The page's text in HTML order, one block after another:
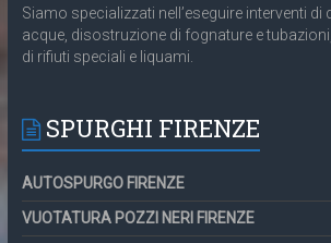
Siamo specializzati nell’eseguire interventi di
acque, disostruzione di fognature e
di rifiuti speciali e liquami.
SPURGHI FIRENZE
AUTOSPURGO FIRENZE
VUOTATURA POZZI NERI FIRENZE